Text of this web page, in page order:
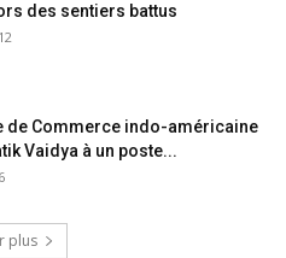
des sentiers battus
de Commerce indo-américaine
Vaidya à un poste...
plus